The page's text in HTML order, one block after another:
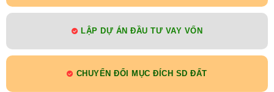
LẬP DỰ ÁN ĐẦU TƯ VAY VỐN
CHUYỂN ĐỔI MỤC ĐÍCH SD ĐẤT